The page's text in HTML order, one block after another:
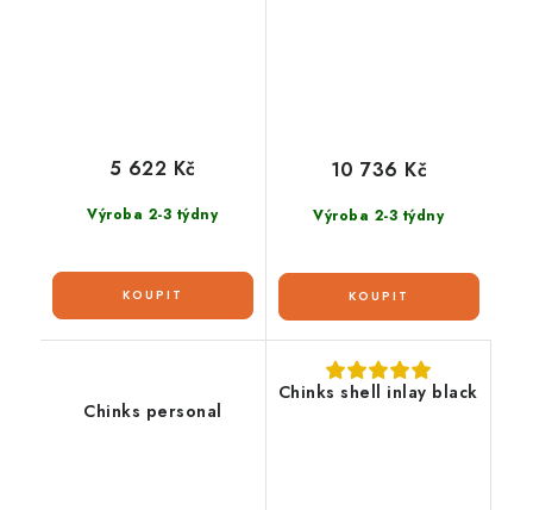
Výroba 2-3 týdny
5 622 Kč
Výroba 2-3 týdny
10 736 Kč
Chinks personal
Chinks shell inlay black